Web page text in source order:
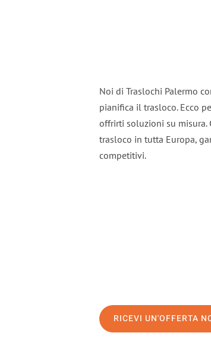
Noi di Traslochi Palermo
pianifica il trasloco. Ecco
offrirti soluzioni su misura.
trasloco in tutta Europa,
competitivi.
RICEVI UN'OFFERTA